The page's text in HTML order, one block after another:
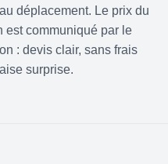
déplacement. Le prix du
est communiqué par le
: devis clair, sans frais
surprise.